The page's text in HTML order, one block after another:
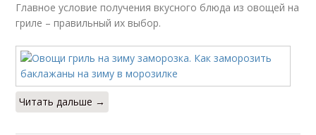
Главное условие получения вкусного блюда из овощей на
гриле – правильный их выбор.
Читать дальше →